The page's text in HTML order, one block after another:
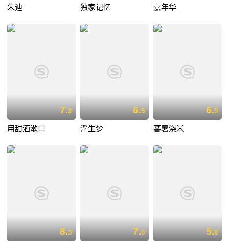
朱迪 独家记忆 嘉年华
7.2
用甜酒漱口
6.5
浮生梦
6.5
蕃薯浇米
8.3 7.0 5.8